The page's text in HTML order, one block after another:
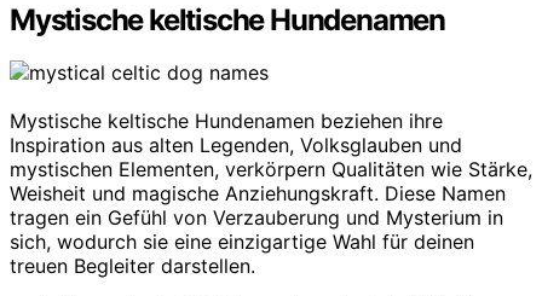
Mystische keltische Hundenamen
Mystische keltische Hundenamen beziehen ihre
Inspiration aus alten Legenden, Volksglauben und
mystischen Elementen, verkörpern Qualitäten wie Stärke,
Weisheit und magische Anziehungskraft. Diese Namen
tragen ein Gefühl von Verzauberung und Mysterium in
sich, wodurch sie eine einzigartige Wahl für deinen
treuen Begleiter darstellen.